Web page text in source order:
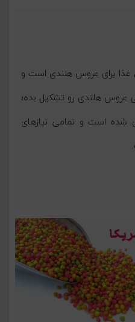
غذا برای عروس هلندی است و
رژیم غذایی عروس هلندی رو تشکیل بده؛
شده است و تمامی نیازهای